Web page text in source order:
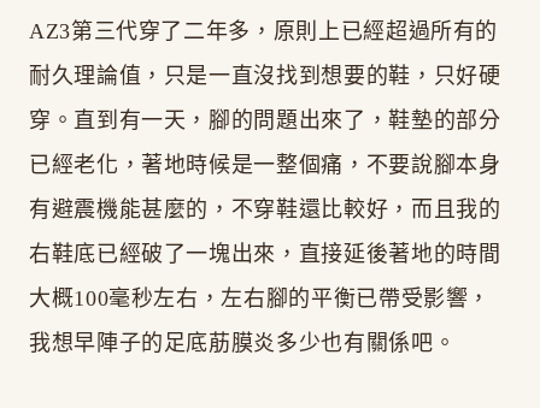
AZ3第三代穿了二年多，原則上已經超過所有的
耐久理論值，只是一直沒找到想要的鞋，只好硬
穿。直到有一天，腳的問題出來了，鞋墊的部分
已經老化，著地時候是一整個痛，不要說腳本身
有避震機能甚麼的，不穿鞋還比較好，而且我的
右鞋底已經破了一塊出來，直接延後著地的時間
大概100毫秒左右，左右腳的平衡已帶受影響，
我想早陣子的足底荕膜炎多少也有關係吧。